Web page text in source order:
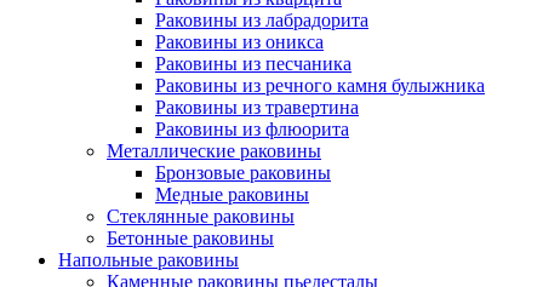
Раковины из лабрадорита
Раковины из оникса
Раковины из песчаника
Раковины из речного камня булыжника
Раковины из травертина
Раковины из флюорита
Металлические раковины
Бронзовые раковины
Медные раковины
Стеклянные раковины
Бетонные раковины
Напольные раковины
Каменные раковины пьедесталы